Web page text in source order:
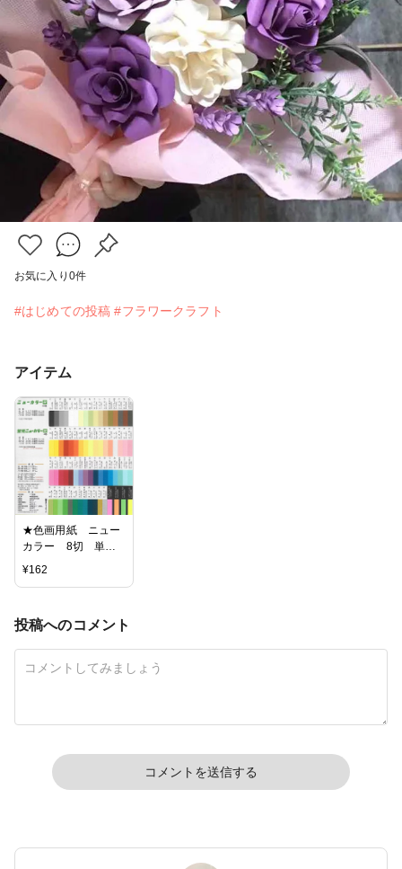
お気に入り 0件
#はじめての投稿 #フラワークラフト
アイテム
★色画用紙 ニュー
カラー 8切 単
色 10枚 その2
¥162
投稿へのコメント
コメントを送信する